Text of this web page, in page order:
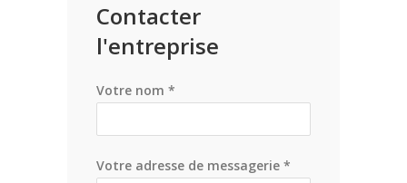
Contacter
l'entreprise
Votre nom *
Votre adresse de messagerie *